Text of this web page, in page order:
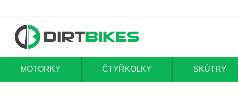
MOTORKY ČTYŘKOLKY SKÚTRY